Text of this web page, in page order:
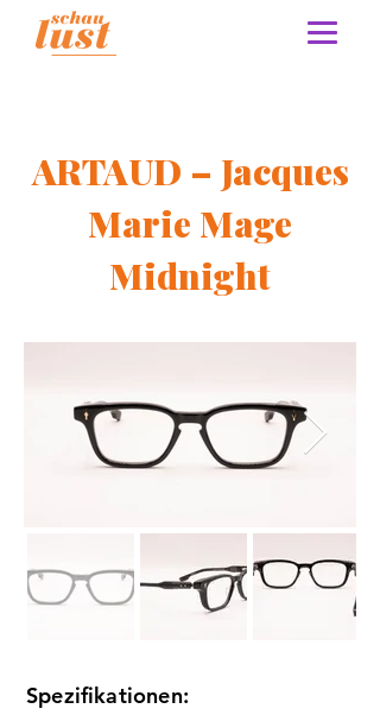
ARTAUD – Jacques
Marie Mage
Midnight
Spezifikationen: